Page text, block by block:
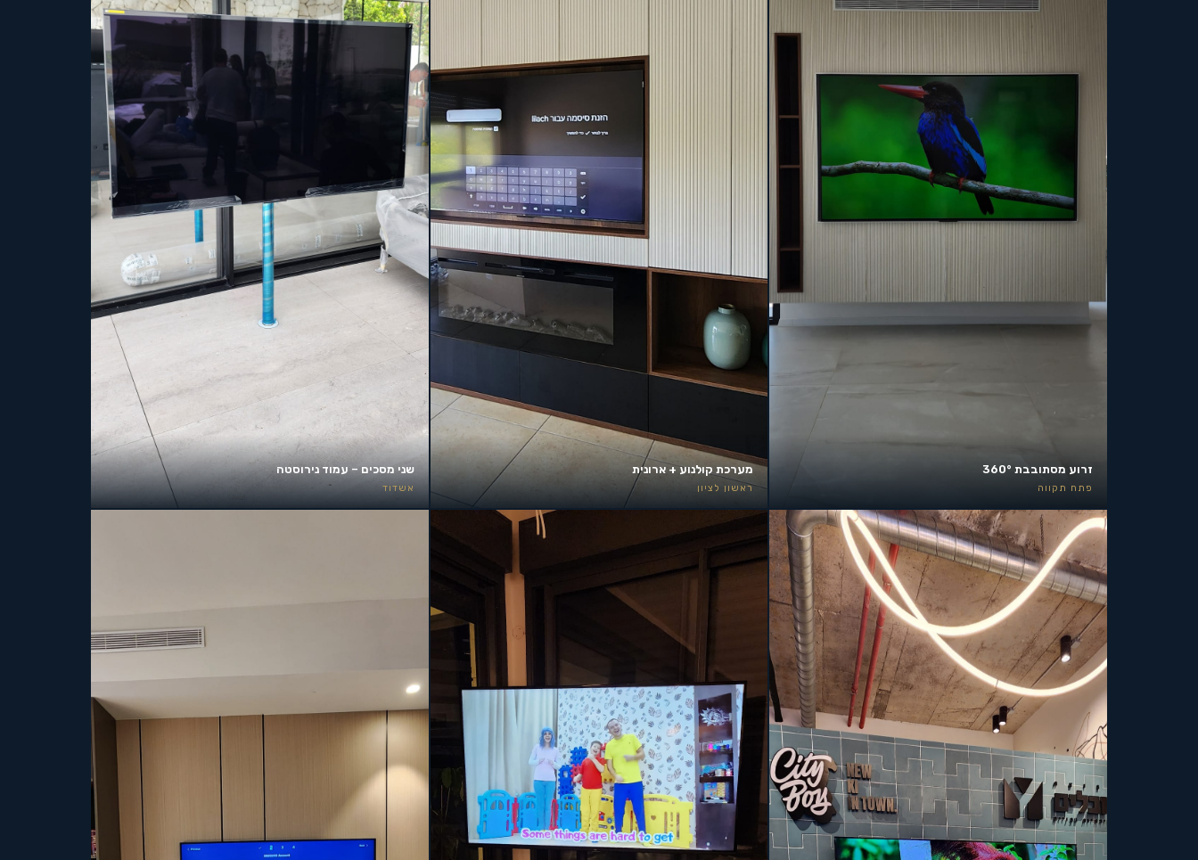
זרוע מסתובבת 360°
פתח תקווה
מערכת קולנוע + ארונית
ראשון לציון
שני מסכים – עמוד נירוסטה
אשדוד